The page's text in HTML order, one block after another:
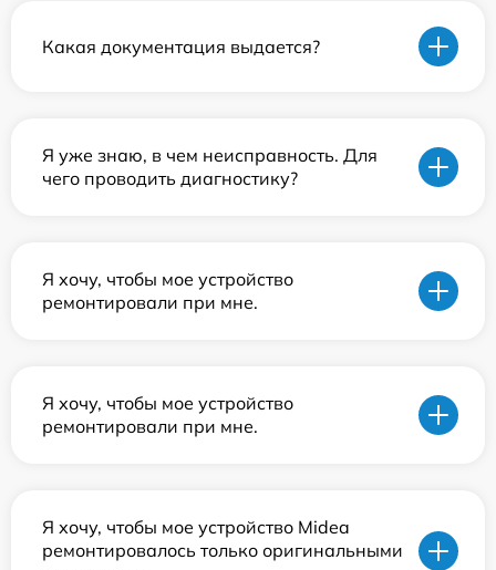
Какая документация выдается?
Я уже знаю, в чем неисправность. Для
чего проводить диагностику?
Я хочу, чтобы мое устройство
ремонтировали при мне.
Я хочу, чтобы мое устройство
ремонтировали при мне.
Я хочу, чтобы мое устройство Midea
ремонтировалось только оригинальными